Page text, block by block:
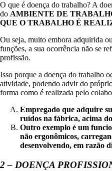
O que é doença do trabalho? A
do AMBIENTE DE
QUE O TRABALHO É
Ou seja, muito embora adquirida
funções, a sua ocorrência não se
profissão.
Isso porque a doença do trabalho
atividade, podendo advir do
forma como é realizada pelo
Empregado que adquire
ruídos na fábrica, acima
Outro exemplo é um
não ergonômicos,
desenvolvendo, em razão
2 – DOENÇA